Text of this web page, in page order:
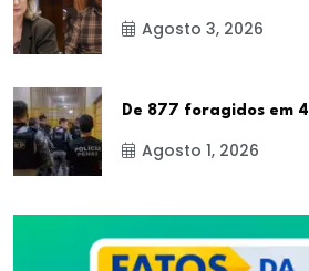
Agosto 3, 2026
De 877 foragidos em 4
Agosto 1, 2026